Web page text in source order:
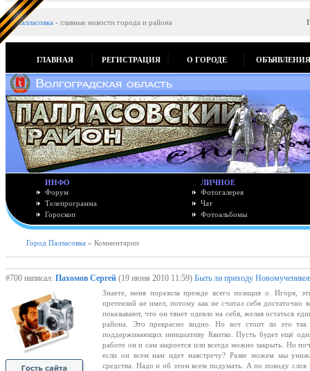
Палласовка - главные новости города и района
ГЛАВНАЯ РЕГИСТРАЦИЯ О ГОРОДЕ ОБЪЯВЛЕНИЯ
ИНФО
Форум
Телепрограмма
Гороскоп
ЛИЧНОЕ
Фотогалерея
Чат
Фотоальбомы
Город Палласовка » Комментарии
#700 написал: Пахомов Сергей (19 июня 2010 11:59) Быть ли приходу
Знаете, меня поразила прежде всего позиция о. Игоря,
претензий не имел, потому как не считал себя
показывают, что он тянет одеяло на себя, желая остаться
района. Это прекрасно видно. Но вот стоит ли это так
поддерживающих инициативу Квитко. Пусть будет ещё
работе он и сам закроется или всегда можно закрыть. Но
если он всем нам идет навстречу? Разве можем мы
средства. Надо и об этом всем подумать. А по поводу